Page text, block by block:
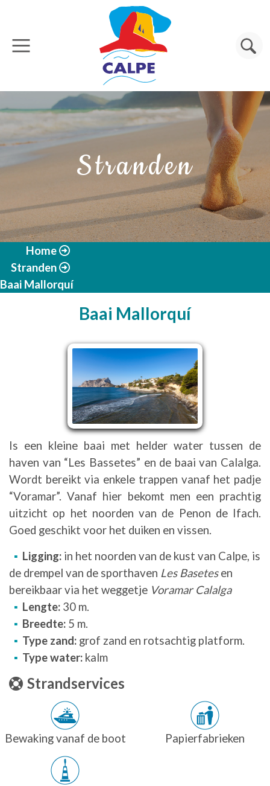
Overslaan en naar de inhoud gaan
Zoeken
Stranden
Home
Stranden
Baai Mallorquí
Baai Mallorquí
Is een kleine baai met helder water tussen de
haven van “Les Bassetes” en de baai van Calalga.
Wordt bereikt via enkele trappen vanaf het padje
“Voramar”. Vanaf hier bekomt men een prachtig
uitzicht op het noorden van de Penon de Ifach.
Goed geschikt voor het duiken en vissen.
Ligging: in het noorden van de kust van Calpe, is
de drempel van de sporthaven Les Basetesen
bereikbaar via het weggetje Voramar Calalga
Lengte: 30 m.
Breedte: 5 m.
Type zand: grof zand en rotsachtig platform.
Type water: kalm
Strandservices
Bewaking vanaf de boot Papierfabrieken